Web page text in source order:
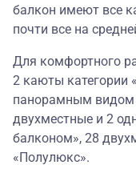
балкон имеют все
почти все на
Для комфортного
2 каюты категории
панорамным видом
двухместные и 2
балконом», 28
«Полулюкс».